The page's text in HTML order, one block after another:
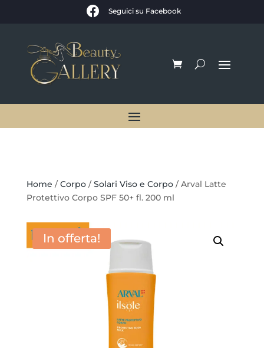
 Seguici su Facebook
Home /Corpo/Solari Viso e Corpo/ Arval Latte
Protettivo Corpo SPF 50+ fl. 200 ml
In offerta!